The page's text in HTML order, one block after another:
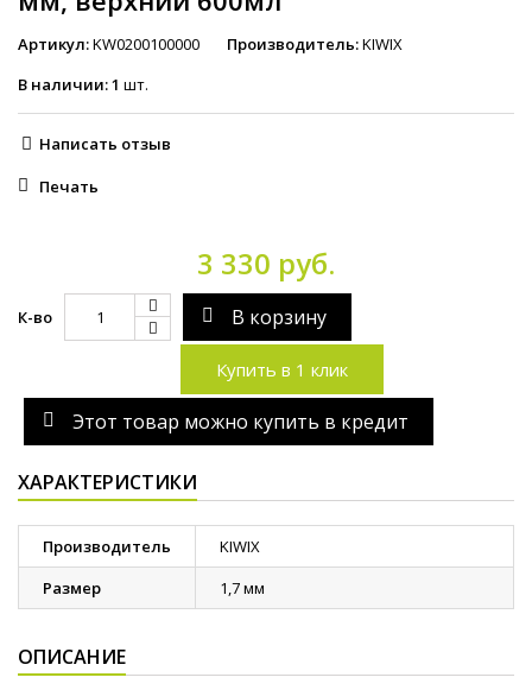
Артикул:KW0200100000 Производитель:KIWIX
В наличии:1 шт.
Написать отзыв
Печать
3 330 руб.
К-во В корзину
Купить в 1 клик
Этот товар можно купить в кредит
ХАРАКТЕРИСТИКИ
Производитель
KIWIX
Размер
1,7 мм
ОПИСАНИЕ